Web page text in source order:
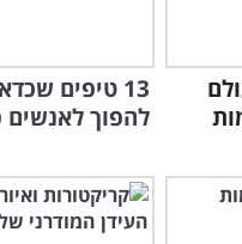
צפו
הפלא
כל הרשת!
ילד הפלא
לייצר
13 טיפים
להפוך לאנשים